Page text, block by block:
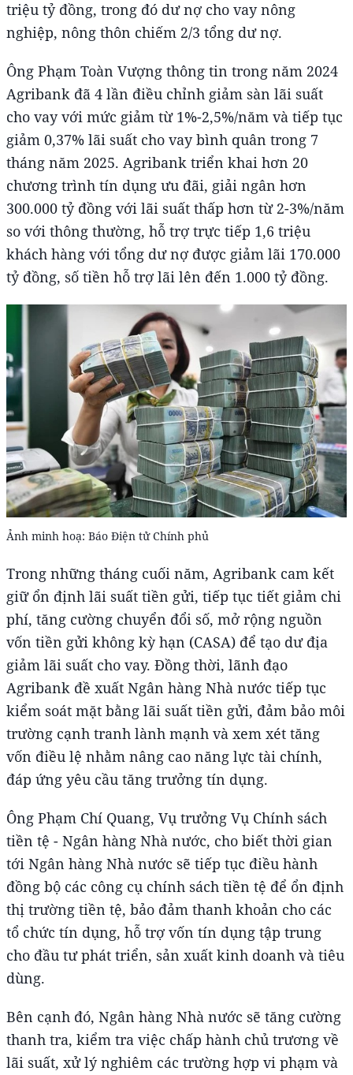
triệu tỷ đồng, trong đó dư nợ cho vay nông
nghiệp, nông thôn chiếm 2/3 tổng dư nợ.
Ông Phạm Toàn Vượng thông tin trong năm 2024
Agribank đã 4 lần điều chỉnh giảm sàn lãi suất
cho vay với mức giảm từ 1%-2,5%/năm và tiếp tục
giảm 0,37% lãi suất cho vay bình quân trong 7
tháng năm 2025. Agribank triển khai hơn 20
chương trình tín dụng ưu đãi, giải ngân hơn
300.000 tỷ đồng với lãi suất thấp hơn từ 2-3%/năm
so với thông thường, hỗ trợ trực tiếp 1,6 triệu
khách hàng với tổng dư nợ được giảm lãi 170.000
tỷ đồng, số tiền hỗ trợ lãi lên đến 1.000 tỷ đồng.
Ảnh minh hoạ: Báo Điện tử Chính phủ
Trong những tháng cuối năm, Agribank cam kết
giữ ổn định lãi suất tiền gửi, tiếp tục tiết giảm chi
phí, tăng cường chuyển đổi số, mở rộng nguồn
vốn tiền gửi không kỳ hạn (CASA) để tạo dư địa
giảm lãi suất cho vay. Đồng thời, lãnh đạo
Agribank đề xuất Ngân hàng Nhà nước tiếp tục
kiểm soát mặt bằng lãi suất tiền gửi, đảm bảo môi
trường cạnh tranh lành mạnh và xem xét tăng
vốn điều lệ nhằm nâng cao năng lực tài chính,
đáp ứng yêu cầu tăng trưởng tín dụng.
Ông Phạm Chí Quang, Vụ trưởng Vụ Chính sách
tiền tệ - Ngân hàng Nhà nước, cho biết thời gian
tới Ngân hàng Nhà nước sẽ tiếp tục điều hành
đồng bộ các công cụ chính sách tiền tệ để ổn định
thị trường tiền tệ, bảo đảm thanh khoản cho các
tổ chức tín dụng, hỗ trợ vốn tín dụng tập trung
cho đầu tư phát triển, sản xuất kinh doanh và tiêu
dùng.
Bên cạnh đó, Ngân hàng Nhà nước sẽ tăng cường
thanh tra, kiểm tra việc chấp hành chủ trương về
lãi suất, xử lý nghiêm các trường hợp vi phạm và